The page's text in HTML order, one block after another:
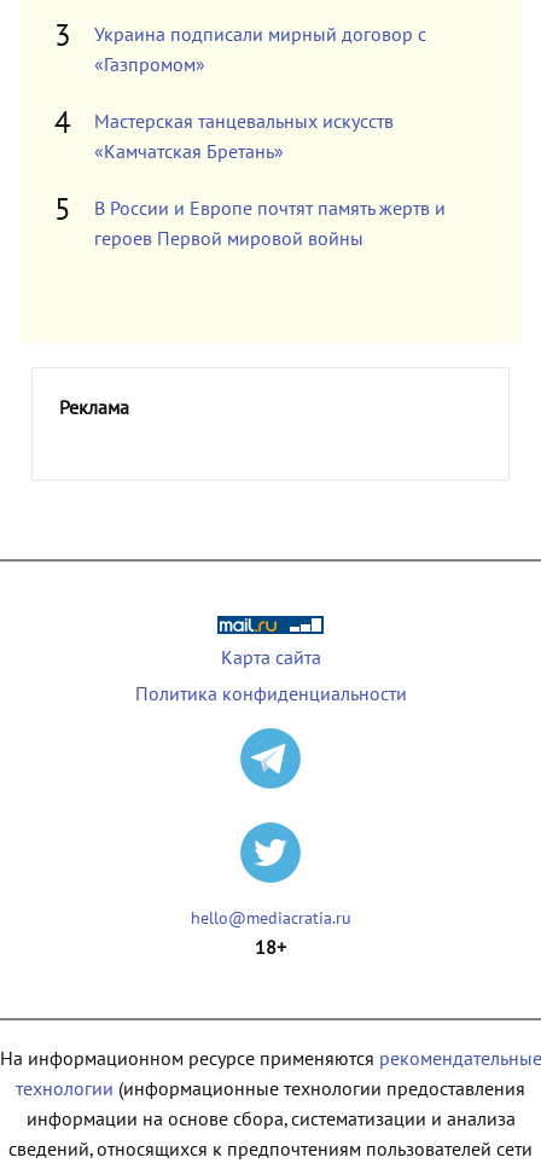
Украина подписали мирный договор с
«Газпромом»
Мастерская танцевальных искусств
«Камчатская Бретань»
В России и Европе почтят память жертв и
героев Первой мировой войны
Реклама
Карта сайта
Политика конфиденциальности
hello@mediacratia.ru
18+
На информационном ресурсе применяются рекомендательные
технологии (информационные технологии предоставления
информации на основе сбора, систематизации и анализа
сведений, относящихся к предпочтениям пользователей сети